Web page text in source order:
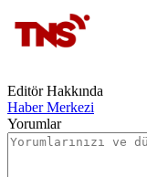
Editör Hakkında
Haber Merkezi
Yorumlar